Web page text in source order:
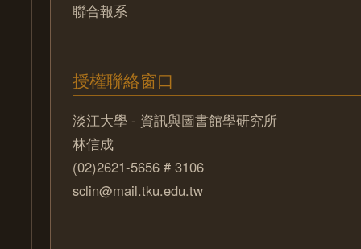
聯合報系
授權聯絡窗口
淡江大學 - 資訊與圖書館學研究所
林信成
(02)2621-5656 # 3106
sclin@mail.tku.edu.tw